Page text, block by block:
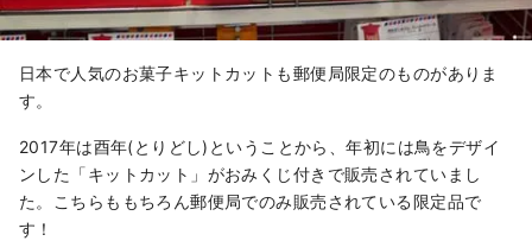
日本で人気のお菓子キットカットも郵便局限定のものがありま
す。
2017年は酉年(とりどし)ということから、年初には鳥をデザイ
ンした「キットカット」がおみくじ付きで販売されていまし
た。こちらももちろん郵便局でのみ販売されている限定品で
す！